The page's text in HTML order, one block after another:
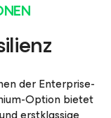
der Enterprise-
Option bietet